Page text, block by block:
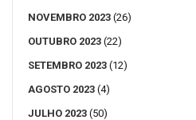
NOVEMBRO 2023 (26)
OUTUBRO 2023 (22)
SETEMBRO 2023 (12)
AGOSTO 2023 (4)
JULHO 2023 (50)